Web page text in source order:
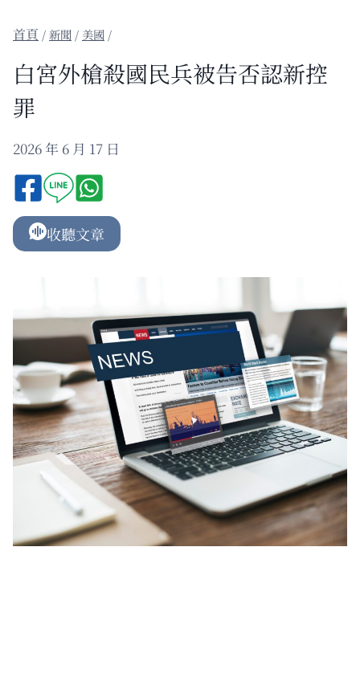
/新聞 / 美國 /
白宮外槍殺國民兵被告否認新控
罪
2026 年 6 月 17 日
收聽文章